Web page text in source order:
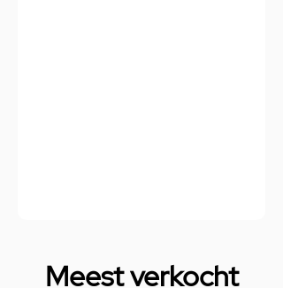
Meest verkocht